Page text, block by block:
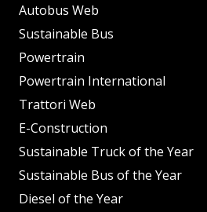
Autobus Web
Sustainable Bus
Powertrain
Powertrain International
Trattori Web
E-Construction
Sustainable Truck of the Year
Sustainable Bus of the Year
Diesel of the Year